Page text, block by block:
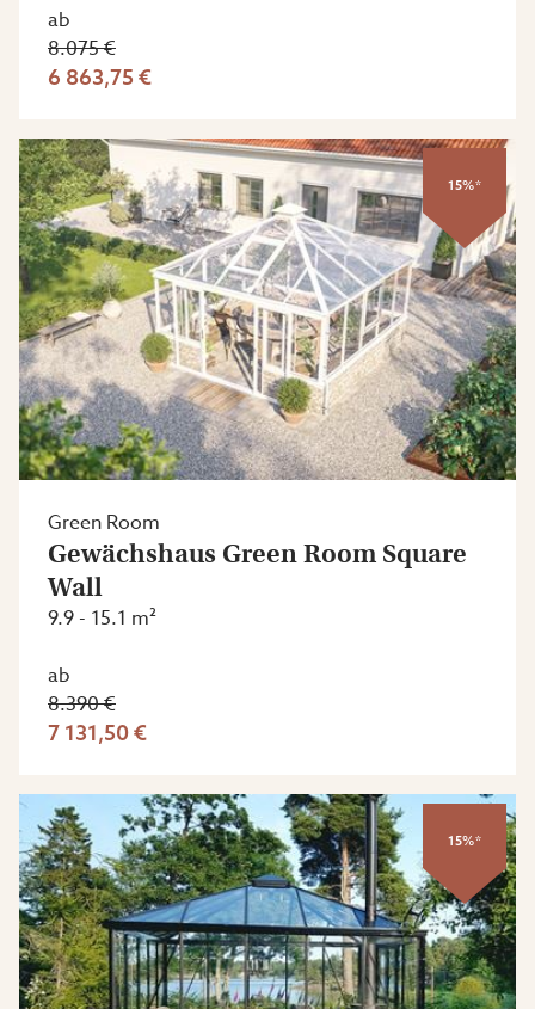
ab
8.075 €
6 863,75 €
15%*
Green Room
Gewächshaus Green Room Square
Wall
9.9 - 15.1 m²
ab
8.390 €
7 131,50 €
15%*